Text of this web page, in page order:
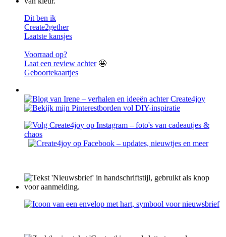
Dit ben ik
Create2gether
Laatste kansjes
Voorraad op?
Laat een review achter🤩
Geboortekaartjes